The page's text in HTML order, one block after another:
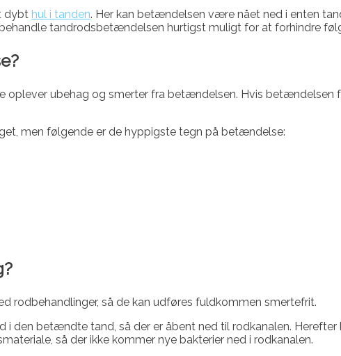
dybt hul i tanden. Her kan betændelsen være nået ned i enten
tandrodsbetændelsen hurtigst muligt for at forhindre
ubehag og smerter fra betændelsen. Hvis betændelsen
men følgende er de hyppigste tegn på betændelse:
rodbehandlinger, så de kan udføres fuldkommen smertefrit.
i den betændte tand, så der er åbent ned til rodkanalen.
så der ikke kommer nye bakterier ned i rodkanalen.